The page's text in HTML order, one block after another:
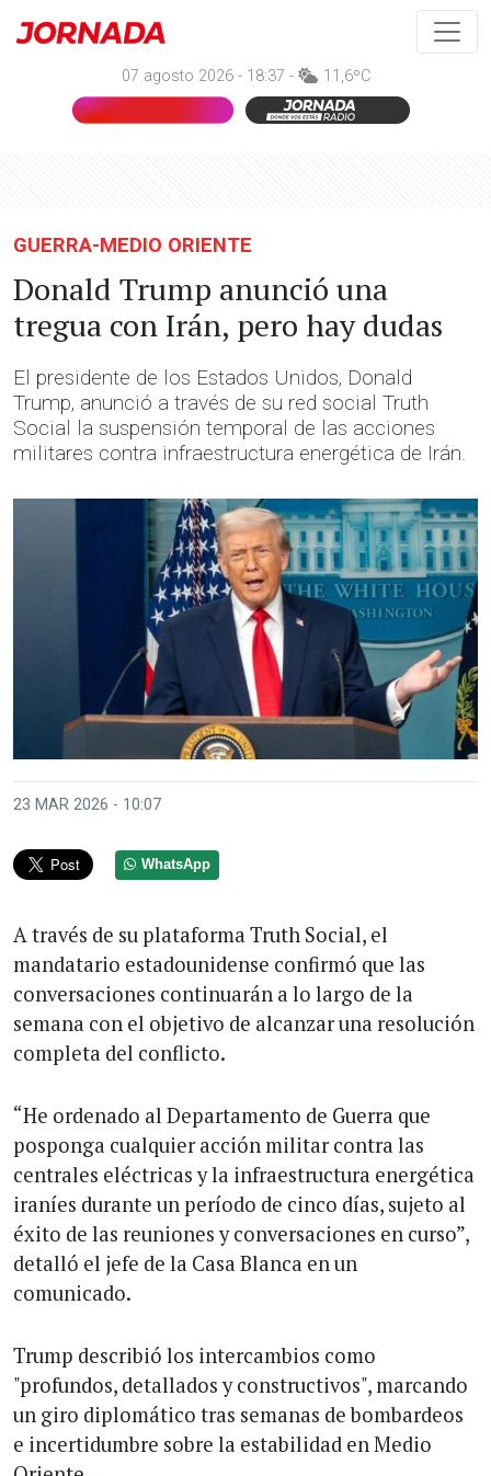
07 agosto 2026 - 18:37 - 11,6ºC
GUERRA-MEDIO ORIENTE
Donald Trump anunció una
tregua con Irán, pero hay dudas
El presidente de los Estados Unidos, Donald
Trump, anunció a través de su red social Truth
Social la suspensión temporal de las acciones
militares contra infraestructura energética de Irán.
23 MAR 2026 - 10:07
WhatsApp
A través de su plataforma Truth Social, el
mandatario estadounidense confirmó que las
conversaciones continuarán a lo largo de la
semana con el objetivo de alcanzar una resolución
completa del conflicto.
“He ordenado al Departamento de Guerra que
posponga cualquier acción militar contra las
centrales eléctricas y la infraestructura energética
iraníes durante un período de cinco días, sujeto al
éxito de las reuniones y conversaciones en curso”,
detalló el jefe de la Casa Blanca en un
comunicado.
Trump describió los intercambios como
"profundos, detallados y constructivos", marcando
un giro diplomático tras semanas de bombardeos
e incertidumbre sobre la estabilidad en Medio